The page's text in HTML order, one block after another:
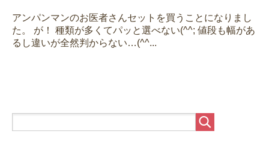
アンパンマンのお医者さんセットを買うことになりまし
た。 が！ 種類が多くてパッと選べない(^^; 値段も幅があ
るし違いが全然判からない…(^^...